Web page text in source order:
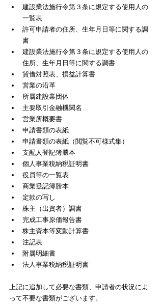
建設業法施行令第３条に規定する使用人の
一覧表
許可申請者の住所、生年月日等に関する調
書
建設業法施行令第３条に規定する使用人の
住所、生年月日等に関する調書
貸借対照表、損益計算書
営業の沿革
所属建設業団体
主要取引金融機関名
営業所概要書
申請書類の表紙
申請書類の表紙（閲覧不可様式集）
支配人登記簿謄本
個人事業税納税証明書
役員等の一覧表
商業登記簿謄本
定款の写し
株主（出資者）調書
完成工事原価報告書
株主資本等変動計算書
注記表
附属明細書
法人事業税納税証明書
上記に追加して必要な書類、申請者の状況によ
って不要な書類がございます。